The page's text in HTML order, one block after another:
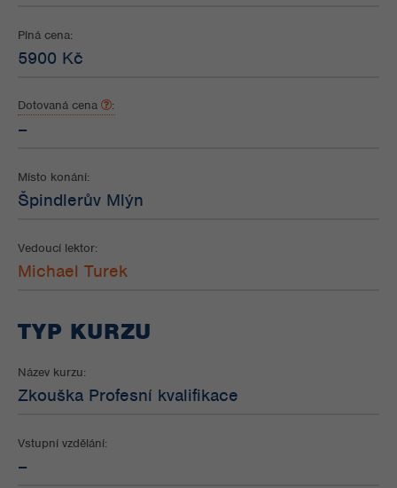
Plná cena:
5900 Kč
Dotovaná cena :
–
Místo konání:
Špindlerův Mlýn
Vedoucí lektor:
Michael Turek
TYP KURZU
Název kurzu:
Zkouška Profesní kvalifikace
Vstupní vzdělání:
–